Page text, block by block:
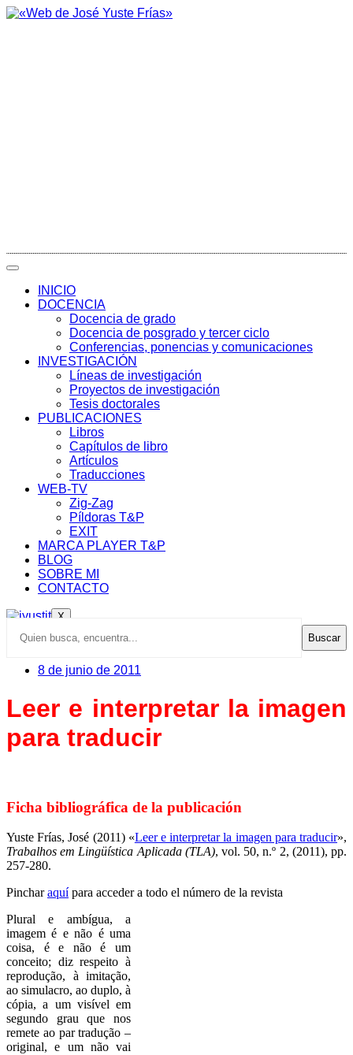
INICIO
DOCENCIA
Docencia de grado
Docencia de posgrado y tercer ciclo
Conferencias, ponencias y comunicaciones
INVESTIGACIÓN
Líneas de investigación
Proyectos de investigación
Tesis doctorales
PUBLICACIONES
Libros
Capítulos de libro
Artículos
Traducciones
WEB-TV
Zig-Zag
Píldoras T&P
EXIT
MARCA PLAYER T&P
BLOG
SOBRE MI
CONTACTO
X
Buscar
8 de junio de 2011
Leer e interpretar la imagen
para traducir
Ficha bibliográfica de la publicación
Yuste Frías, José (2011) «Leer e interpretar la imagen para traducir»,
Trabalhos em Lingüística Aplicada (TLA), vol. 50, n.º 2, (2011), pp.
257-280.
Pincharaquípara acceder a todo el número de la revista
Plural e ambígua, a
imagem é e não é uma
coisa, é e não é um
conceito; diz respeito à
reprodução, à imitação,
ao simulacro, ao duplo, à
cópia, a um visível em
segundo grau que nos
remete ao par tradução –
original, e um não vai